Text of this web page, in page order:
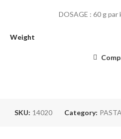
DOSAGE : 60 g par
Weight
SKU: 14020 Category: PASTA